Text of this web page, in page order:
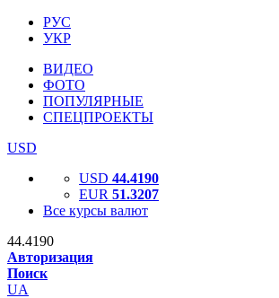
РУС
УКР
ВИДЕО
ФОТО
ПОПУЛЯРНЫЕ
СПЕЦПРОЕКТЫ
USD
USD 44.4190
EUR 51.3207
Все курсы валют
44.4190
Авторизация
Поиск
UA